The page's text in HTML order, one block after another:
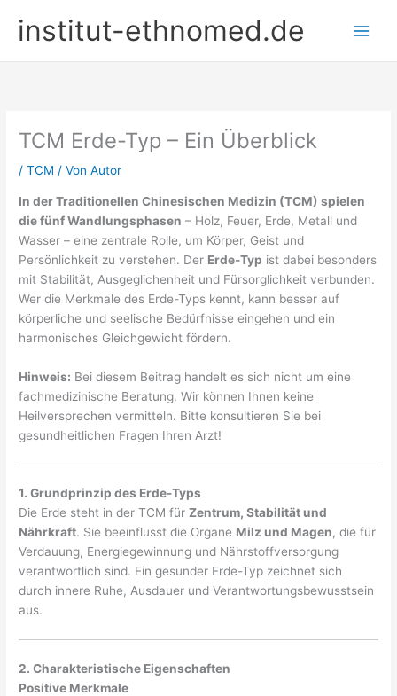
Inhaltinstitut-ethnomed.de
TCM Erde-Typ – Ein Überblick
/TCM / VonAutor
In der Traditionellen Chinesischen Medizin (TCM) spielen
die fünf Wandlungsphasen – Holz, Feuer, Erde, Metall und
Wasser – eine zentrale Rolle, um Körper, Geist und
Persönlichkeit zu verstehen. Der Erde-Typ ist dabei besonders
mit Stabilität, Ausgeglichenheit und Fürsorglichkeit verbunden.
Wer die Merkmale des Erde-Typs kennt, kann besser auf
körperliche und seelische Bedürfnisse eingehen und ein
harmonisches Gleichgewicht fördern.
Hinweis: Bei diesem Beitrag handelt es sich nicht um eine
fachmedizinische Beratung. Wir können Ihnen keine
Heilversprechen vermitteln. Bitte konsultieren Sie bei
gesundheitlichen Fragen Ihren Arzt!
1. Grundprinzip des Erde-Typs
Die Erde steht in der TCM fürZentrum, Stabilität und
Nährkraft. Sie beeinflusst die Organe Milz und Magen, die für
Verdauung, Energiegewinnung und Nährstoffversorgung
verantwortlich sind. Ein gesunder Erde-Typ zeichnet sich
durch innere Ruhe, Ausdauer und Verantwortungsbewusstsein
aus.
2. Charakteristische Eigenschaften
Positive Merkmale